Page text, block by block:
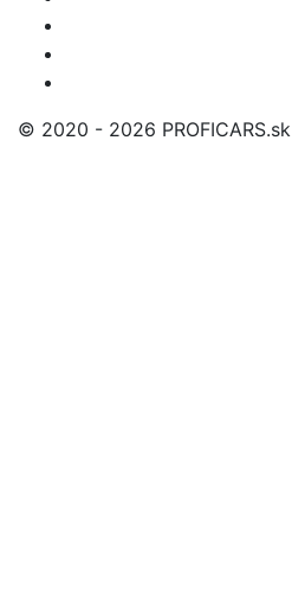
© 2020 - 2026 PROFICARS.sk